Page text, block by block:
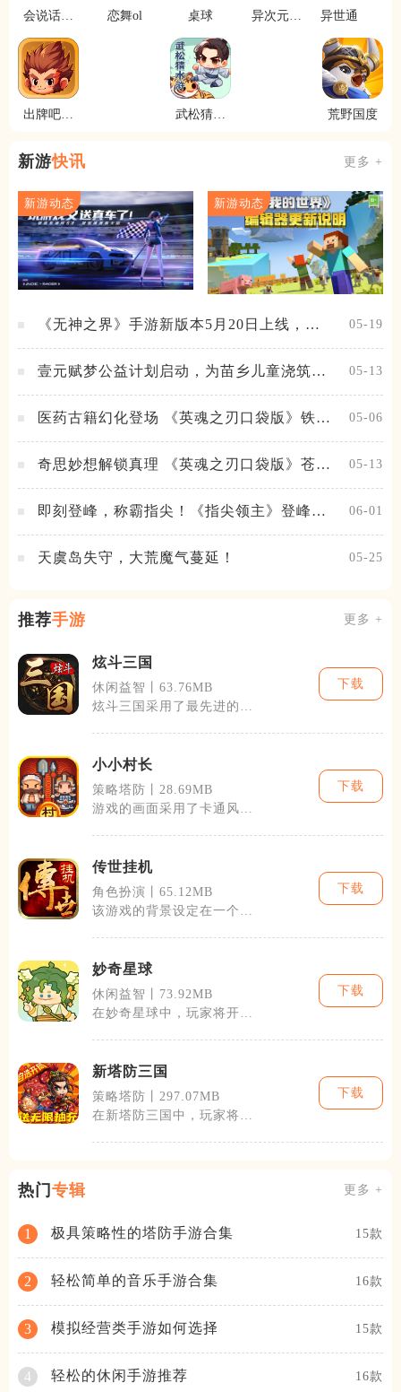
会说话的
恋舞ol 桌球
异次元冲
异世通
出牌吧冒
武松猜水
荒野国度
新游快讯 更多 +
新游动态 新游动态
《无神之界》手游新版本5月20日上线，女
05-19
壹元赋梦公益计划启动，为苗乡儿童浇筑梦
05-13
医药古籍幻化登场 《英魂之刃口袋版》铁扇
05-06
奇思妙想解锁真理 《英魂之刃口袋版》苍天
05-13
即刻登峰，称霸指尖！《指尖领主》登峰测
06-01
天虞岛失守，大荒魔气蔓延！ 05-25
推荐手游 更多 +
炫斗三国
休闲益智丨63.76MB
炫斗三国采用了最先进的游
精美绝伦的画
下载
小小村长
策略塔防丨28.69MB
游戏的画面采用了卡通风
给人一种温馨愉
下载
传世挂机
角色扮演丨65.12MB
该游戏的背景设定在一个广
演一名英雄，
下载
妙奇星球
休闲益智丨73.92MB
在妙奇星球中，玩家将开启
定独特，包含
下载
新塔防三国
策略塔防丨297.07MB
在新塔防三国中，玩家将扮
通过布置兵种
下载
热门专辑 更多 +
1 极具策略性的塔防手游合集 15款
2 轻松简单的音乐手游合集 16款
3 模拟经营类手游如何选择 15款
4 轻松的休闲手游推荐 16款